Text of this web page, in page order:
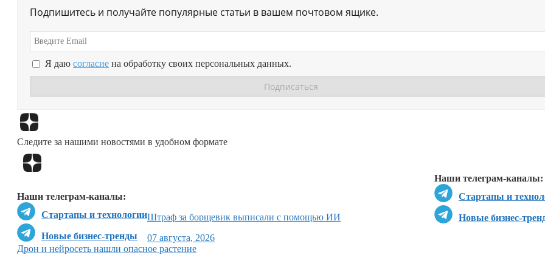
Подпишитесь и получайте популярные статьи в вашем почтовом ящике.
Я даю согласие на обработку своих персональных данных.
Следите за нашими новостями в удобном формате
Наши телеграм-каналы:
Стартапы и
Новые бизнес-
Наши телеграм-каналы:
Стартапы и технологии
Новые бизнес-тренды
Штраф за борщевик выписали с помощью ИИ
07 августа, 2026
Дрон и нейросеть нашли опасное растение